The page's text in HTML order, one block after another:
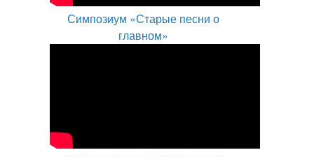
Симпозиум «Старые песни о
главном»